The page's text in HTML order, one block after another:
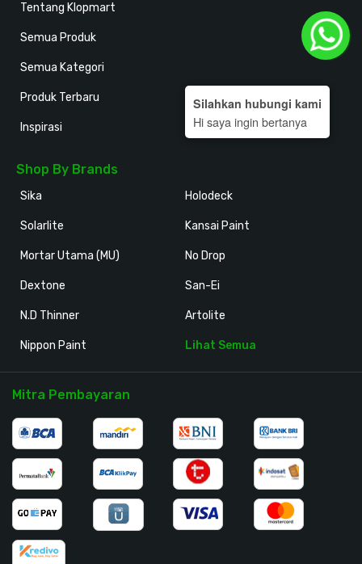
Tentang Klopmart
Semua Produk
Semua Kategori
Produk Terbaru
Inspirasi
Shop By Brands
Sika
Solarlite
Mortar Utama (MU)
Dextone
N.D Thinner
Nippon Paint
Holodeck
Kansai Paint
No Drop
San-Ei
Artolite
Lihat Semua
Mitra Pembayaran
Silahkan hubungi kami
Hi saya ingin bertanya